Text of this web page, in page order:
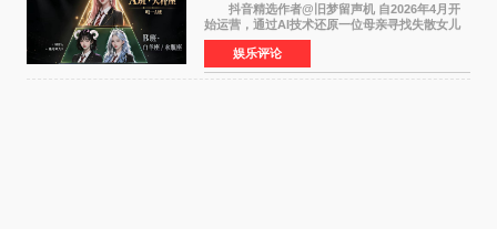
抖音精选作者@旧梦留声机 自2026年4月开
始运营，通过AI技术还原一位母亲寻找失散女儿
的故事，凭借强情感表达获得大量用户关注，发
布仅21小时便获得超1亿曝光、超1000万互动。
此后，账号持续沿
娱乐评论